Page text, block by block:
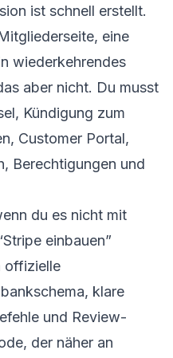
ist schnell erstellt.
eine
wiederkehrendes
aber nicht. Du musst
Kündigung zum
Customer Portal,
Berechtigungen und
du es nicht mit
einbauen”
offizielle
klare
und Review-
der näher an